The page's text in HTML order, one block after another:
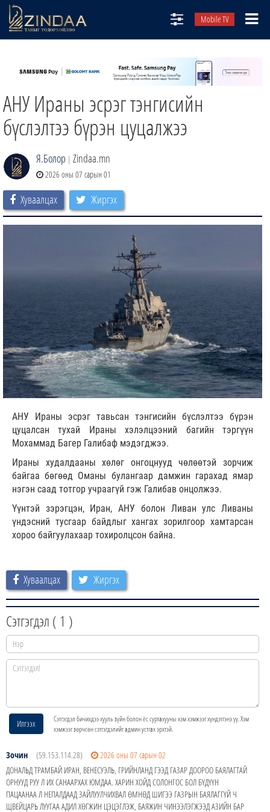
Mobile TV
ТВ8
ӨГЛӨӨНИЙ СОНИН
АУДИО ЗОХИОЛ
ЗИНДАА СЭТГҮҮЛ
АНУ Ираны эсрэг тэнгисийн
бүслэлтээ бүрэн цуцалжээ
Я.Болор | Zindaa.mn
2026 оны 07 сарын 01
Хуваалцах Жиргэх
АНУ Ираны эсрэг тавьсан тэнгисийн бүслэлтээ бүрэн
цуцалсан тухай Ираны хэлэлцээний багийн тэргүүн
Мохаммад Багер Галибаф мэдэгджээ.
Ираны худалдааны хөлөг онгоцнууд чөлөөтэй зорчиж
байгаа бөгөөд Оманы булангаар дамжин гарахад ямар
нэгэн саад тотгор учраагүй гэж Галибав онцолжээ.
Үүнтэй зэрэгцэн, Иран, АНУ болон Ливан улс Ливаны
үндэсний тусгаар байдлыг хангах зорилгоор хамтарсан
хороо байгуулахаар тохиролцсон байна.
Хуваалцах Жиргэх
Сэтгэгдэл ( 1 )
Илгээх
Сэтгэгдэл бичихдээ хууль зүйн болон ёс суртахууны хэм хэмжээг хүндэтгэнэ үү. Хэм
хэмжээг зөрчсөн сэтгэгдэлийг админ устгах эрхтэй.
Зочин (59.153.114.28)
2026 оны 07 сарын 02
ДОНАЛЬД ТРАМБАЙ ИРАН, ВЕНЕСУЭЛЬ, ГРИЙНЛАНД ГЭЭД ГАЗАР ДООРОО БАЯЛАГТАЙ
ОРНУУД РУУ Л ИХ САНААРХАХ ЮМДАА. ХАРИН ХОЙД СОЛОНГОС БОЛ БҮДҮҮН
ПАЦААНАА Л НЕПАЛДААД ЗАЙЛУУЛЧИХВАЛ ӨМНӨД ШИГЭЭ ГАЗРЫН БАЯЛАГГҮЙ Ч
ЩВЕЙЦАРЬ ЛУУГАА АДИЛ ХӨГЖИН ЦЭЦЭГЛЭЖ, БАЯЖИН ЧИНЭЭЛЭГЖЭЭД АЗИЙН БАР